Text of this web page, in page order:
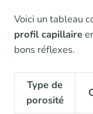
Voici un tableau
profil capillaire
bons réflexes.
Type de
porosité